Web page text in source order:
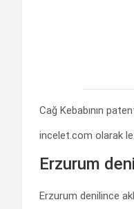
Cağ Kebabının
incelet.com olarak
Erzurum
Erzurum denilince